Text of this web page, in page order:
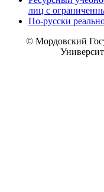
лиц с
По-русски
© Мордовский